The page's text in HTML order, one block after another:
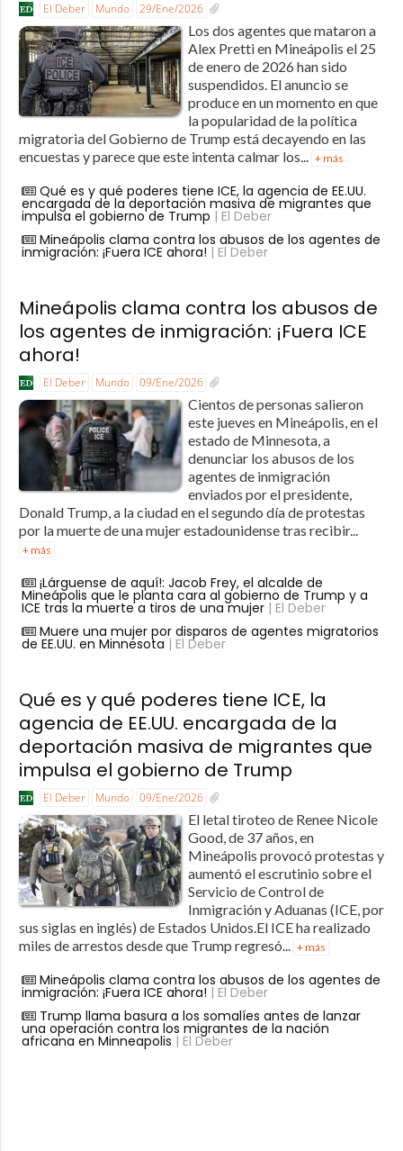
El Deber Mundo 29/Ene/2026
Los dos agentes que mataron a
Alex Pretti en Mineápolis el 25
de enero de 2026 han sido
suspendidos. El anuncio se
produce en un momento en que
la popularidad de la política
migratoria del Gobierno de Trump está decayendo en las
encuestas y parece que este intenta calmar los... + más
Qué es y qué poderes tiene ICE, la agencia de EE.UU.
encargada de la deportación masiva de migrantes que
impulsa el gobierno de Trump | El Deber
Mineápolis clama contra los abusos de los agentes de
inmigración: ¡Fuera ICE ahora! | El Deber
Mineápolis clama contra los abusos de
los agentes de inmigración: ¡Fuera ICE
ahora!
El Deber Mundo 09/Ene/2026
Cientos de personas salieron
este jueves en Mineápolis, en el
estado de Minnesota, a
denunciar los abusos de los
agentes de inmigración
enviados por el presidente,
Donald Trump, a la ciudad en el segundo día de protestas
por la muerte de una mujer estadounidense tras recibir...
+ más
¡Lárguense de aquí!: Jacob Frey, el alcalde de
Mineápolis que le planta cara al gobierno de Trump y a
ICE tras la muerte a tiros de una mujer| El Deber
Muere una mujer por disparos de agentes migratorios
de EE.UU. en Minnesota | El Deber
Qué es y qué poderes tiene ICE, la
agencia de EE.UU. encargada de la
deportación masiva de migrantes que
impulsa el gobierno de Trump
El Deber Mundo 09/Ene/2026
El letal tiroteo de Renee Nicole
Good, de 37 años, en
Mineápolis provocó protestas y
aumentó el escrutinio sobre el
Servicio de Control de
Inmigración y Aduanas (ICE, por
sus siglas en inglés) de Estados Unidos.El ICE ha realizado
miles de arrestos desde que Trump regresó... + más
Mineápolis clama contra los abusos de los agentes de
inmigración: ¡Fuera ICE ahora! | El Deber
Trump llama basura a los somalíes antes de lanzar
una operación contra los migrantes de la nación
africana en Minneapolis | El Deber